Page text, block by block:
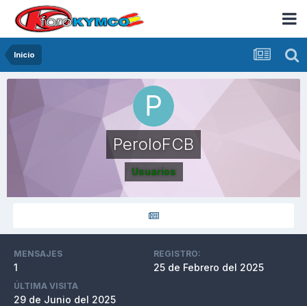
Inicio
PeroloFCB
Usuarios
MENSAJES
1
REGISTRO:
25 de Febrero del 2025
ÚLTIMA VISITA
29 de Junio del 2025